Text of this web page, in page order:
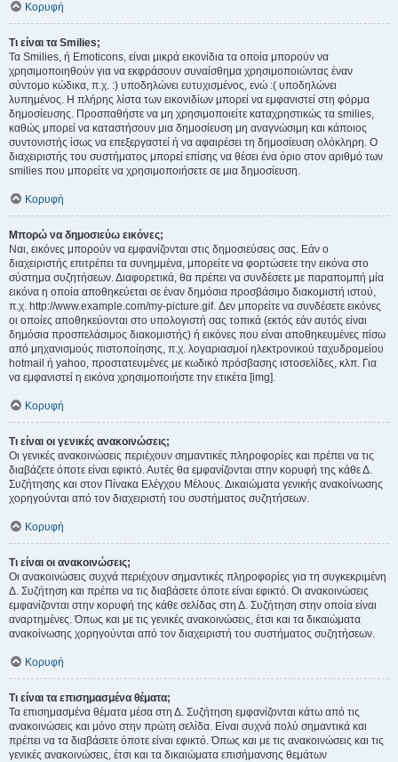
Κορυφή
Τι είναι τα Smilies;
Τα Smilies, ή Emoticons, είναι μικρά εικονίδια τα οποία μπορούν να
χρησιμοποιηθούν για να εκφράσουν συναίσθημα χρησιμοποιώντας έναν
σύντομο κώδικα, π.χ. :) υποδηλώνει ευτυχισμένος, ενώ :( υποδηλώνει
λυπημένος. Η πλήρης λίστα των εικονιδίων μπορεί να εμφανιστεί στη φόρμα
δημοσίευσης. Προσπαθήστε να μη χρησιμοποιείτε καταχρηστικώς τα smilies,
καθώς μπορεί να καταστήσουν μια δημοσίευση μη αναγνώσιμη και κάποιος
συντονιστής ίσως να επεξεργαστεί ή να αφαιρέσει τη δημοσίευση ολόκληρη. Ο
διαχειριστής του συστήματος μπορεί επίσης να θέσει ένα όριο στον αριθμό των
smilies που μπορείτε να χρησιμοποιήσετε σε μια δημοσίευση.
Κορυφή
Μπορώ να δημοσιεύω εικόνες;
Ναι, εικόνες μπορούν να εμφανίζονται στις δημοσιεύσεις σας. Εάν ο
διαχειριστής επιτρέπει τα συνημμένα, μπορείτε να φορτώσετε την εικόνα στο
σύστημα συζητήσεων. Διαφορετικά, θα πρέπει να συνδέσετε με παραπομπή μία
εικόνα η οποία αποθηκεύεται σε έναν δημόσια προσβάσιμο διακομιστή ιστού,
π.χ. http://www.example.com/my-picture.gif. Δεν μπορείτε να συνδέσετε εικόνες
οι οποίες αποθηκεύονται στο υπολογιστή σας τοπικά (εκτός εάν αυτός είναι
δημόσια προσπελάσιμος διακομιστής) ή εικόνες που είναι αποθηκευμένες πίσω
από μηχανισμούς πιστοποίησης, π.χ. λογαριασμοί ηλεκτρονικού ταχυδρομείου
hotmail ή yahoo, προστατευμένες με κωδικό πρόσβασης ιστοσελίδες, κλπ. Για
να εμφανιστεί η εικόνα χρησιμοποιήστε την ετικέτα [img].
Κορυφή
Τι είναι οι γενικές ανακοινώσεις;
Οι γενικές ανακοινώσεις περιέχουν σημαντικές πληροφορίες και πρέπει να τις
διαβάζετε όποτε είναι εφικτό. Αυτές θα εμφανίζονται στην κορυφή της κάθε Δ.
Συζήτησης και στον Πίνακα Ελέγχου Μέλους. Δικαιώματα γενικής ανακοίνωσης
χορηγούνται από τον διαχειριστή του συστήματος συζητήσεων.
Κορυφή
Τι είναι οι ανακοινώσεις;
Οι ανακοινώσεις συχνά περιέχουν σημαντικές πληροφορίες για τη συγκεκριμένη
Δ. Συζήτηση και πρέπει να τις διαβάσετε όποτε είναι εφικτό. Οι ανακοινώσεις
εμφανίζονται στην κορυφή της κάθε σελίδας στη Δ. Συζήτηση στην οποία είναι
αναρτημένες. Όπως και με τις γενικές ανακοινώσεις, έτσι και τα δικαιώματα
ανακοίνωσης χορηγούνται από τον διαχειριστή του συστήματος συζητήσεων.
Κορυφή
Τι είναι τα επισημασμένα θέματα;
Τα επισημασμένα θέματα μέσα στη Δ. Συζήτηση εμφανίζονται κάτω από τις
ανακοινώσεις και μόνο στην πρώτη σελίδα. Είναι συχνά πολύ σημαντικά και
πρέπει να τα διαβάσετε όποτε είναι εφικτό. Όπως και με τις ανακοινώσεις και τις
γενικές ανακοινώσεις, έτσι και τα δικαιώματα επισήμανσης θεμάτων